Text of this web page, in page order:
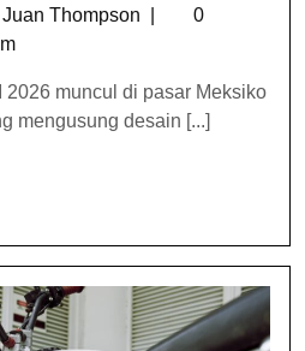
Juan Thompson
0
2026 muncul di pasar Meksiko
mengusung desain [...]